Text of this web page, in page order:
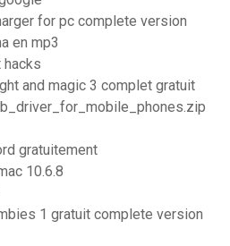
for pc complete version
en mp3
hacks
and magic 3 complet gratuit
gratuitement
10.6.8
1 gratuit complete version